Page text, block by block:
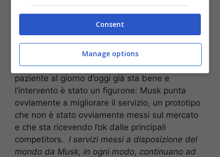
Neuralink, nel mese di gennaio, ha installato il
primo chip della storia in un paziente
tetraplegico. Per l’imprenditore, il paziente zero
non avrebbe riportato danni e i miglioramenti
supererebbero i problemi. Tralasciando ciò, il
paziente al giorno d’oggi già sta bene e
l’intervento è stato un figurone: Musk punta
ovviamente a migliorare il servizio, un prototipo
che non è stato ovviamente messi sul mercato
e che sta ricevendo l’ok dalle principali
competitors. I servizi messi a disposizione del
mondo da Musk, in ogni modo, continuano ad
Consent
Manage options